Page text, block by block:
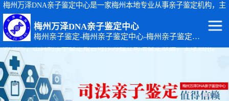
梅州万泽DNA亲子鉴定中心是一家梅州本地专业从事亲子鉴定机构，主
要从事：梅州司法亲子鉴定、梅州个人隐私亲子鉴定、梅州孕期胎儿亲
子鉴定等基因检测服务。梅州亲子鉴定地址：广东省梅州市梅江区黄塘
路14-4号。梅州万泽DNA亲子鉴定中心出具的亲子鉴定报告准确率达
99.99%，出具的亲子鉴定报告可作为独立司法鉴定依据，全球通用。
梅州万泽DNA亲子鉴定中心
梅州亲子鉴定-梅州亲子鉴定中心-梅州亲子鉴定机构
梅州DNA亲子鉴
定
梅州出生证补办